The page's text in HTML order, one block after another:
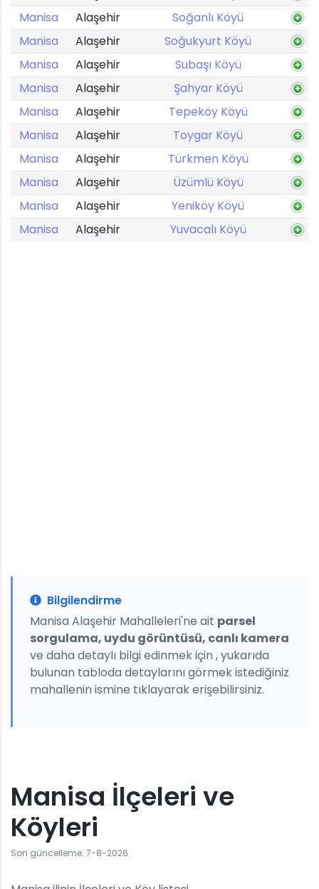
Manisa
Alaşehir
Soğanlı Köyü
Manisa
Alaşehir
Soğukyurt Köyü
Manisa
Alaşehir
Subaşı Köyü
Manisa
Alaşehir
Şahyar Köyü
Manisa
Alaşehir
Tepeköy Köyü
Manisa
Alaşehir
Toygar Köyü
Manisa
Alaşehir
Türkmen Köyü
Manisa
Alaşehir
Üzümlü Köyü
Manisa
Alaşehir
Yeniköy Köyü
Manisa
Alaşehir Yuvacalı Köyü
Bilgilendirme
Manisa Alaşehir Mahalleleri'ne ait parsel
sorgulama, uydu görüntüsü, canlı kamera
ve daha detaylı bilgi edinmek için , yukarıda
bulunan tabloda detaylarını görmek istediğiniz
mahallenin ismine tıklayarak erişebilirsiniz.
Manisa İlçeleri ve
Köyleri
Son güncelleme: 7-8-2026